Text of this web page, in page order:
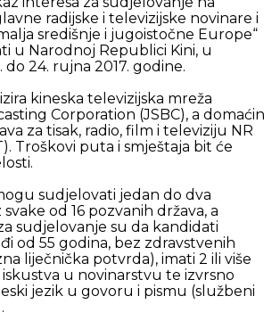
radijske i televizijske novinare i
središnje i jugoistočne Europe“
u Narodnoj Republici Kini, u
do 24. rujna 2017. godine.
kineska televizijska mreža
Corporation (JSBC), a domaćin
za tisak, radio, film i televiziju NR
Troškovi puta i smještaja bit će
sudjelovati jedan do dva
od 16 pozvanih država, a
sudjelovanje su da kandidati
od 55 godina, bez zdravstvenih
liječnička potvrda), imati 2 ili više
u novinarstvu te izvrsno
jezik u govoru i pismu (službeni